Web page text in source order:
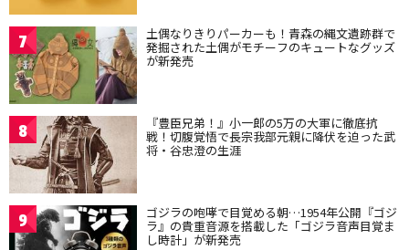
7 土偶なりきりパーカーも！青森の縄文遺跡群で
発掘された土偶がモチーフのキュートなグッズ
が新発売
8 『豊臣兄弟！』小一郎の5万の大軍に徹底抗
戦！切腹覚悟で長宗我部元親に降伏を迫った武
将・谷忠澄の生涯
9 ゴジラの咆哮で目覚める朝…1954年公開『ゴジ
ラ』の貴重音源を搭載した「ゴジラ音声目覚ま
し時計」が新発売